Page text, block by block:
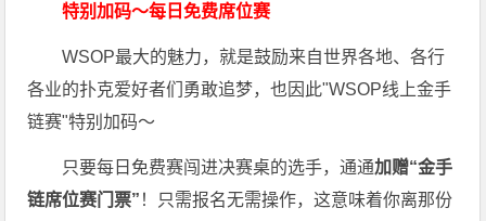
特别加码～每日免费席位赛
WSOP最大的魅力，就是鼓励来自世界各地、各行
各业的扑克爱好者们勇敢追梦，也因此"WSOP线上金手
链赛"特别加码～
只要每日免费赛闯进决赛桌的选手，通通加赠“金手
链席位赛门票” ！只需报名无需操作，这意味着你离那份